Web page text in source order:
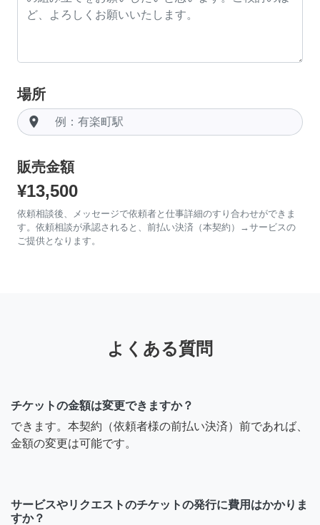
場所
room
販売金額
¥13,500
依頼相談後、メッセージで依頼者と仕事詳細のすり合わせができま
す。依頼相談が承認されると、前払い決済（本契約）→サービスの
ご提供となります。
よくある質問
チケットの金額は変更できますか？
できます。本契約（依頼者様の前払い決済）前であれば、
金額の変更は可能です。
サービスやリクエストのチケットの発行に費用はかかりま
すか？